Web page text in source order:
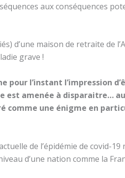
aux conséquences
d’une maison de retraite de
grave !
pour l’instant l’impression
est amenée à disparaitre… au
comme une énigme en
de l’épidémie de covid-19
d’une nation comme la